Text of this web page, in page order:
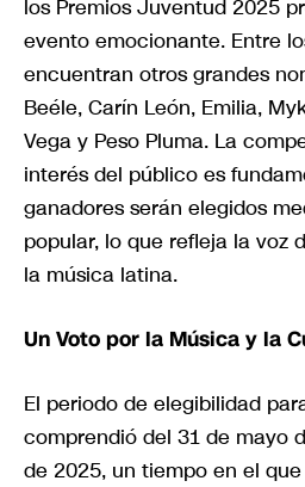
los Premios Juventud 2025
evento emocionante. Entre
encuentran otros grandes
Beéle, Carín León, Emilia,
Vega y Peso Pluma. La
interés del público es
ganadores serán elegidos
popular, lo que refleja la voz
la música latina.
Un Voto por la Música y la
El periodo de elegibilidad
comprendió del 31 de mayo
de 2025, un tiempo en el